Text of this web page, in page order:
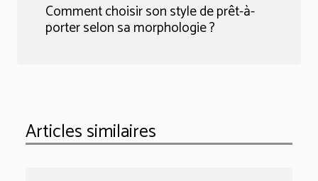
Comment choisir son style de prêt-à-
porter selon sa morphologie ?
Articles similaires